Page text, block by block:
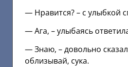
— Нравится? – с улыбкой
— Ага, – улыбаясь
— Знаю, – довольно
облизывай, сука.